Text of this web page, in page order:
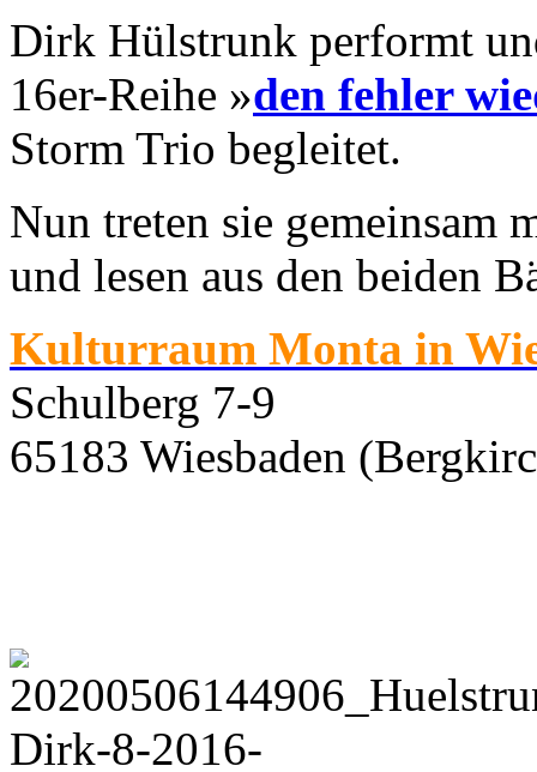
Dirk Hülstrunk performt
16er-Reihe »den fehler
Storm Trio begleitet.
Nun treten sie gemeinsam
und lesen aus den beiden
Kulturraum Monta in
Schulberg 7-9
65183 Wiesbaden